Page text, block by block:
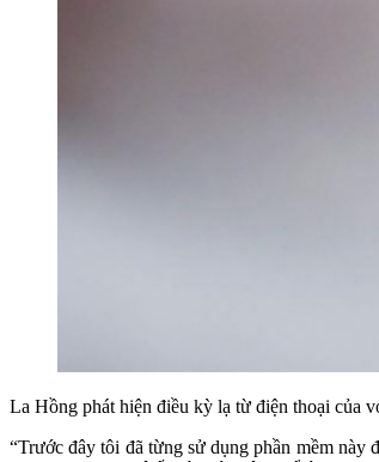
La Hồng phát hiện điều kỳ lạ từ điện thoại của
“Trước đây tôi đã từng sử dụng phần mềm này